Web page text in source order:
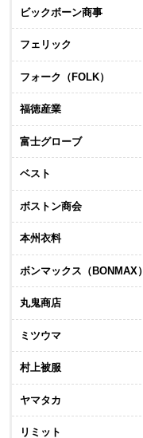
ビックボーン商事
フェリック
フォーク（FOLK）
福徳産業
富士グローブ
ベスト
ボストン商会
本州衣料
ボンマックス（BONMAX）
丸鬼商店
ミツウマ
村上被服
ヤマタカ
リミット